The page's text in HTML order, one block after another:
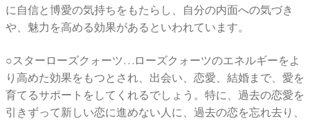
に自信と博愛の気持ちをもたらし、自分の内面への気づき
や、魅力を高める効果があるといわれています。
○スターローズクォーツ…ローズクォーツのエネルギーをよ
り高めた効果をもつとされ、出会い、恋愛、結婚まで、愛を
育てるサポートをしてくれるでしょう。特に、過去の恋愛を
引きずって新しい恋に進めない人に、過去の恋を忘れ去り、